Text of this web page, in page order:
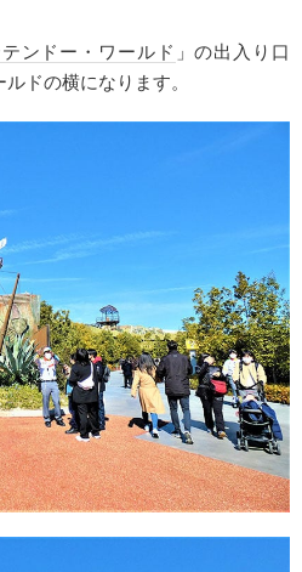
ンドー・ワールド 」の出入り口
ドの横になります。